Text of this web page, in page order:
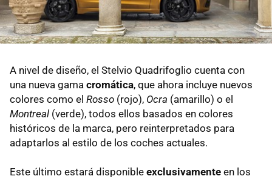
A nivel de diseño, el Stelvio Quadrifoglio cuenta con
una nueva gama cromática, que ahora incluye nuevos
colores como el Rosso (rojo), Ocra (amarillo) o el
Montreal (verde), todos ellos basados en colores
históricos de la marca, pero reinterpretados para
adaptarlos al estilo de los coches actuales.
Este último estará disponible exclusivamente en los